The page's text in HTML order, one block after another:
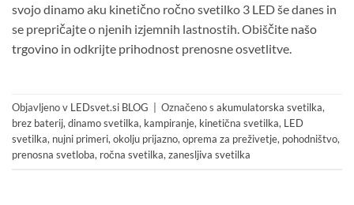
svojo dinamo aku kinetično ročno svetilko 3 LED še danes in
se prepričajte o njenih izjemnih lastnostih. Obiščite našo
trgovino in odkrijte prihodnost prenosne osvetlitve.
Objavljeno v LEDsvet.si BLOG Označeno s akumulatorska svetilka,
brez baterij, dinamo svetilka, kampiranje, kinetična svetilka, LED
svetilka, nujni primeri, okolju prijazno, oprema za preživetje, pohodništvo,
prenosna svetloba, ročna svetilka, zanesljiva svetilka